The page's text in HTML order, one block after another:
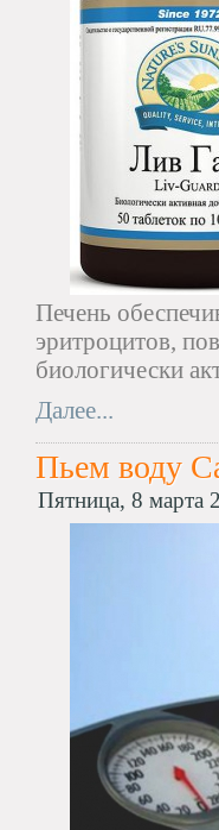
Печень
эритроцитов,
биологически
Далее...
Пьем воду
Пятница, 8 марта